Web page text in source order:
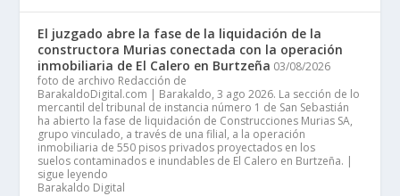
El juzgado abre la fase de la liquidación de la
constructora Murias conectada con la operación
inmobiliaria de El Calero en Burtzeña 03/08/2026
foto de archivo Redacción de
BarakaldoDigital.com | Barakaldo, 3 ago 2026. La sección de lo
mercantil del tribunal de instancia número 1 de San Sebastián
ha abierto la fase de liquidación de Construcciones Murias SA,
grupo vinculado, a través de una filial, a la operación
inmobiliaria de 550 pisos privados proyectados en los
suelos contaminados e inundables de El Calero en Burtzeña. |
sigue leyendo
Barakaldo Digital